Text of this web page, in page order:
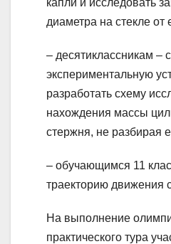
капли и исследовать
диаметра на стекле от
– десятиклассникам –
экспериментальную
разработать схему
нахождения массы
стержня, не разбирая
– обучающимся 11
траекторию движения
На выполнение
практического тура